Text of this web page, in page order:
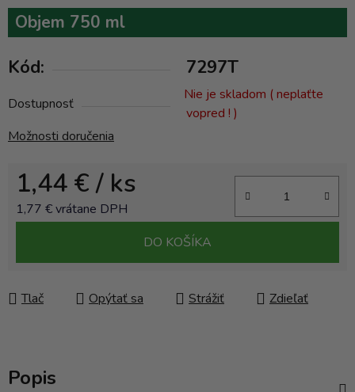
Objem 750 ml
Kód: 7297T
Dostupnosť
Nie je skladom ( neplaťte
vopred ! )
Možnosti doručenia
1,44 €/ ks
1,77 € vrátane DPH
DO KOŠÍKA
Tlač Opýtať sa Strážiť Zdieľať
Popis